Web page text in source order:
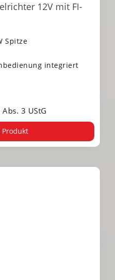
12V mit FI-
Spitze
integriert
3 UStG
Produkt